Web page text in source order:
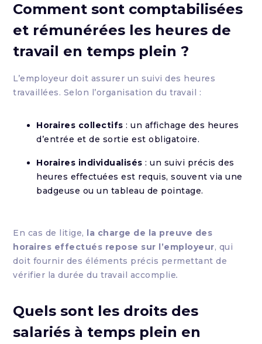
Comment sont comptabilisées
et rémunérées les heures de
travail en temps plein ?
L’employeur doit assurer un suivi des heures
travaillées. Selon l’organisation du travail :
Horaires collectifs : un affichage des heures
d’entrée et de sortie est obligatoire.
Horaires individualisés : un suivi précis des
heures effectuées est requis, souvent via une
badgeuse ou un tableau de pointage.
En cas de litige, la charge de la preuve des
horaires effectués repose sur l’employeur, qui
doit fournir des éléments précis permettant de
vérifier la durée du travail accomplie.
Quels sont les droits des
salariés à temps plein en